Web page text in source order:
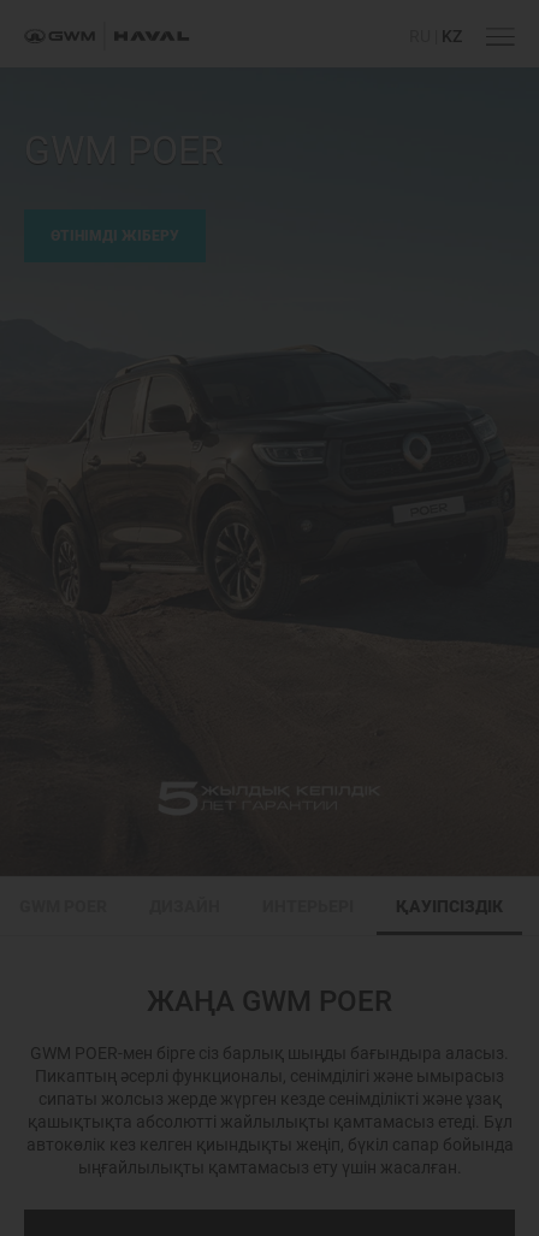
KZ
GWM POER
ӨТІНІМДІ ЖІБЕРУ
ЖАҢА GWM POER
GWM POER-мен бірге сіз барлық шыңды бағындыра аласыз.
Пикаптың әсерлі функционалы, сенімділігі және ымырасыз
сипаты жолсыз жерде жүрген кезде сенімділікті және ұзақ
қашықтықта абсолютті жайлылықты қамтамасыз етеді. Бұл
автокөлік кез келген қиындықты жеңіп, бүкіл сапар бойында
ыңғайлылықты қамтамасыз ету үшін жасалған.